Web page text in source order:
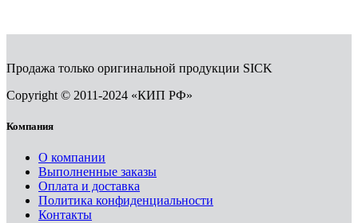
Продажа только оригинальной продукции SICK
Copyright © 2011-2024 «КИП РФ»
Компания
О компании
Выполненные заказы
Оплата и доставка
Политика конфиденциальности
Контакты